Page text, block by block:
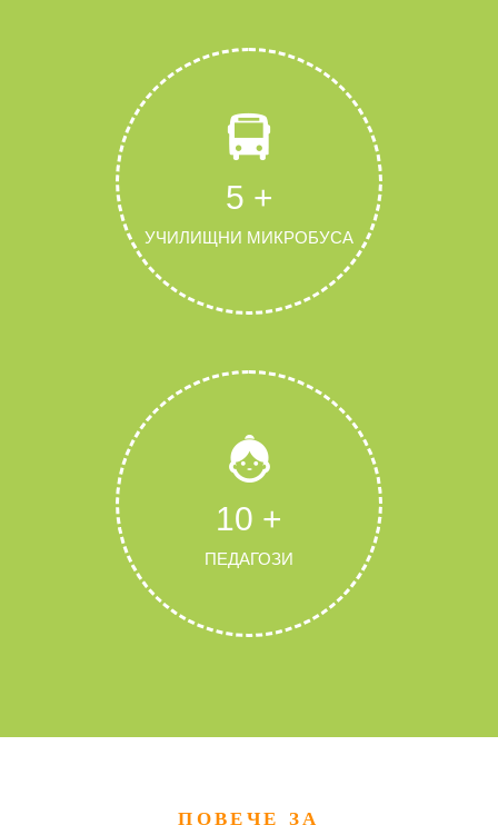
5 +
УЧИЛИЩНИ МИКРОБУСА
11 +
ПЕДАГОЗИ
ПОВЕЧЕ ЗА